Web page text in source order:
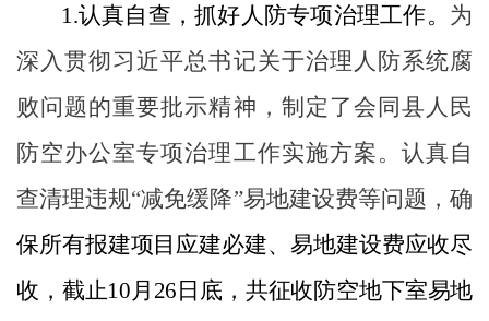
1.认真自查，抓好人防专项治理工作。 为
深入贯彻习近平总书记关于治理人防系统腐
败问题的重要批示精神，制定了会同县人民
防空办公室专项治理工作实施方案。认真自
查清理违规“减免缓降”易地建设费等问题，确
保所有报建项目应建必建、易地建设费应收尽
收，截止10 月 26 日底，共征收防空地下室易地